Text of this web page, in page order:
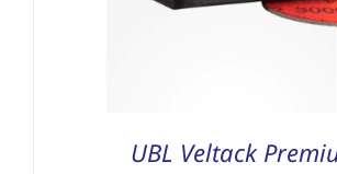
UBL Veltack